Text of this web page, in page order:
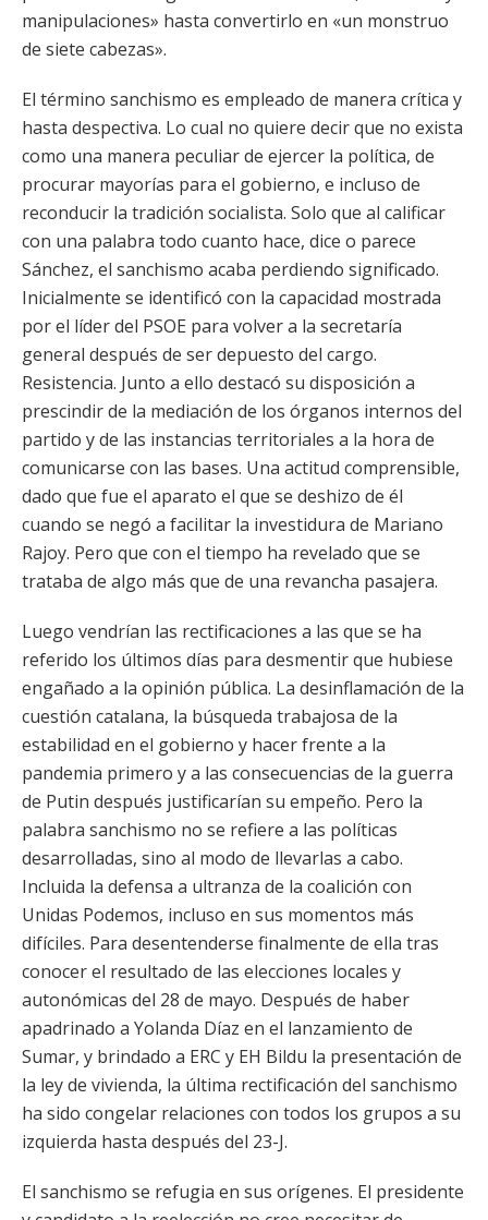
manipulaciones» hasta convertirlo en «un monstruo
de siete cabezas».
El término sanchismo es empleado de manera crítica y
hasta despectiva. Lo cual no quiere decir que no exista
como una manera peculiar de ejercer la política, de
procurar mayorías para el gobierno, e incluso de
reconducir la tradición socialista. Solo que al calificar
con una palabra todo cuanto hace, dice o parece
Sánchez, el sanchismo acaba perdiendo significado.
Inicialmente se identificó con la capacidad mostrada
por el líder del PSOE para volver a la secretaría
general después de ser depuesto del cargo.
Resistencia. Junto a ello destacó su disposición a
prescindir de la mediación de los órganos internos del
partido y de las instancias territoriales a la hora de
comunicarse con las bases. Una actitud comprensible,
dado que fue el aparato el que se deshizo de él
cuando se negó a facilitar la investidura de Mariano
Rajoy. Pero que con el tiempo ha revelado que se
trataba de algo más que de una revancha pasajera.
Luego vendrían las rectificaciones a las que se ha
referido los últimos días para desmentir que hubiese
engañado a la opinión pública. La desinflamación de la
cuestión catalana, la búsqueda trabajosa de la
estabilidad en el gobierno y hacer frente a la
pandemia primero y a las consecuencias de la guerra
de Putin después justificarían su empeño. Pero la
palabra sanchismo no se refiere a las políticas
desarrolladas, sino al modo de llevarlas a cabo.
Incluida la defensa a ultranza de la coalición con
Unidas Podemos, incluso en sus momentos más
difíciles. Para desentenderse finalmente de ella tras
conocer el resultado de las elecciones locales y
autonómicas del 28 de mayo. Después de haber
apadrinado a Yolanda Díaz en el lanzamiento de
Sumar, y brindado a ERC y EH Bildu la presentación de
la ley de vivienda, la última rectificación del sanchismo
ha sido congelar relaciones con todos los grupos a su
izquierda hasta después del 23-J.
El sanchismo se refugia en sus orígenes. El presidente